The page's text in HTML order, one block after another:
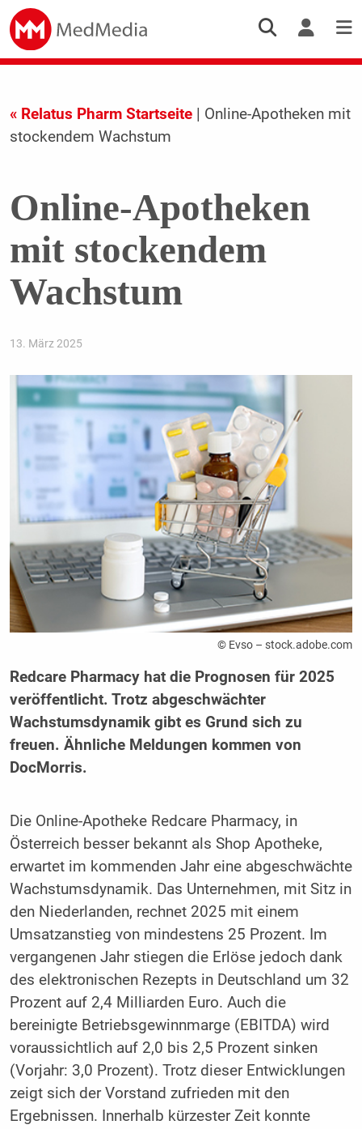
« Relatus Pharm Startseite| Online-Apotheken mit
stockendem Wachstum
Online-Apotheken
mit stockendem
Wachstum
13. März 2025
© Evso – stock.adobe.com
Redcare Pharmacy hat die Prognosen für 2025
veröffentlicht. Trotz abgeschwächter
Wachstumsdynamik gibt es Grund sich zu
freuen. Ähnliche Meldungen kommen von
DocMorris.
Die Online-Apotheke Redcare Pharmacy, in
Österreich besser bekannt als Shop Apotheke,
erwartet im kommenden Jahr eine abgeschwächte
Wachstumsdynamik. Das Unternehmen, mit Sitz in
den Niederlanden, rechnet 2025 mit einem
Umsatzanstieg von mindestens 25 Prozent. Im
vergangenen Jahr stiegen die Erlöse jedoch dank
des elektronischen Rezepts in Deutschland um 32
Prozent auf 2,4 Milliarden Euro. Auch die
bereinigte Betriebsgewinnmarge (EBITDA) wird
voraussichtlich auf 2,0 bis 2,5 Prozent sinken
(Vorjahr: 3,0 Prozent). Trotz dieser Entwicklungen
zeigt sich der Vorstand zufrieden mit den
Ergebnissen. Innerhalb kürzester Zeit konnte